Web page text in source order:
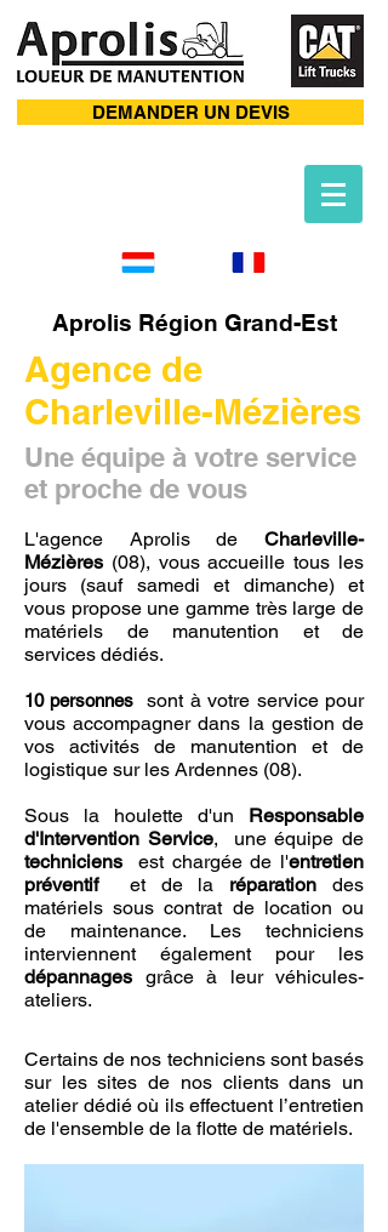
DEMANDER UN DEVIS
Aprolis Région Grand-Est
Agence de
Charleville-Mézières
Une équipe à votre service
et proche de vous
L'agence Aprolis de Charleville-
Mézières (08), vous accueille tous les
jours (sauf samedi et dimanche) et
vous propose une gamme très large de
matériels de manutention et de
services dédiés.
10 personnes
sont à votre service pour
vous accompagner dans la gestion de
vos activités de manutention et de
logistique sur les Ardennes (08).
Sous la houlette d'un Responsable
d'Intervention Service, une équipe de
techniciens est chargée de l'entretien
préventif
et de la réparation des
matériels sous contrat de location ou
de maintenance. Les techniciens
interviennent également pour les
dépannages grâce à leur véhicules-
ateliers.
Certains de nos techniciens sont basés
sur les sites de nos clients dans un
atelier dédié où ils effectuent l’entretien
de l'ensemble de la flotte de matériels.